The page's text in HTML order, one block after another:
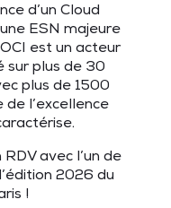
d’un Cloud
ESN majeure
est un acteur
sur plus de 30
plus de 1500
l’excellence
avec l’un de
2026 du
!